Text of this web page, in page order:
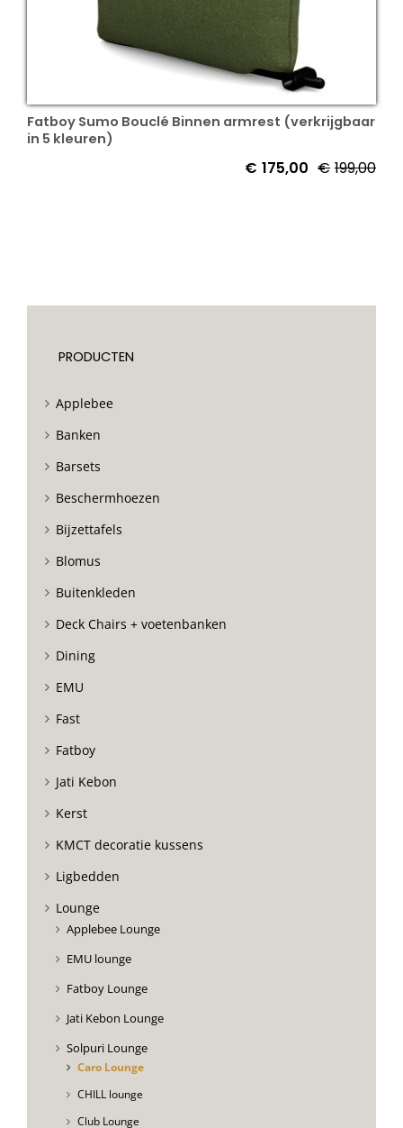
Fatboy Sumo Bouclé Binnen armrest (verkrijgbaar
in 5 kleuren)
€ 199,00
€ 175,00
PRODUCTEN
Applebee
Banken
Barsets
Beschermhoezen
Bijzettafels
Blomus
Buitenkleden
Deck Chairs + voetenbanken
Dining
EMU
Fast
Fatboy
Jati Kebon
Kerst
KMCT decoratie kussens
Ligbedden
Lounge
Applebee Lounge
EMU lounge
Fatboy Lounge
Jati Kebon Lounge
Solpuri Lounge
Caro Lounge
CHILL lounge
Club Lounge